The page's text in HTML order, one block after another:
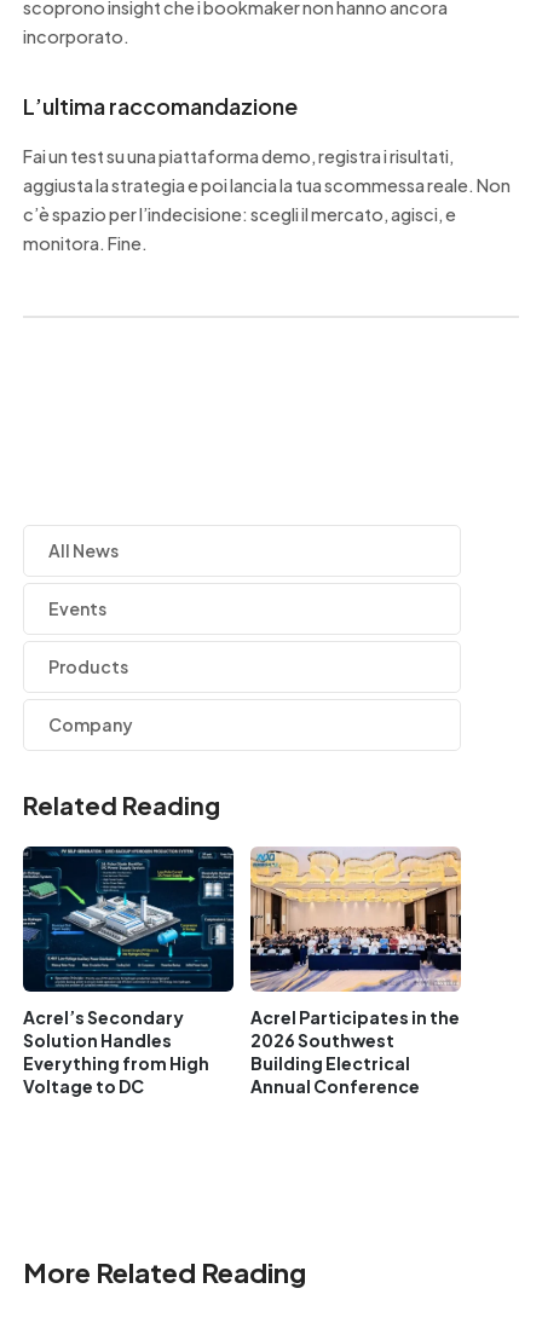
scoprono insight che i bookmaker non hanno ancora
incorporato.
L’ultima raccomandazione
Fai un test su una piattaforma demo, registra i risultati,
aggiusta la strategia e poi lancia la tua scommessa reale. Non
c’è spazio per l’indecisione: scegli il mercato, agisci, e
monitora. Fine.
All News
Events
Products
Company
Related Reading
Acrel’s Secondary
Solution Handles
Everything from High
Voltage to DC
Acrel Participates in the
2026 Southwest
Building Electrical
Annual Conference
More Related Reading